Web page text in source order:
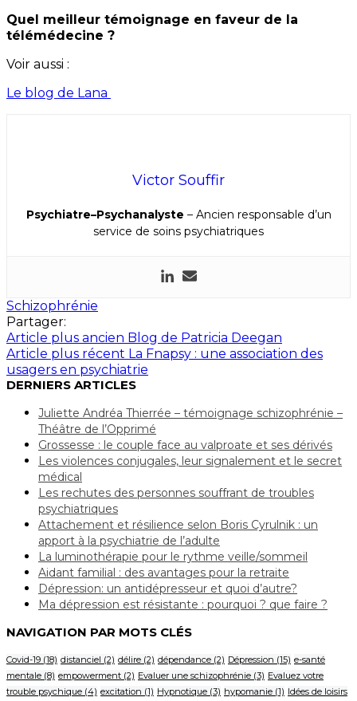
Quel meilleur témoignage en faveur de la
télémédecine ?
Voir aussi :
Le blog de Lana
Victor Souffir
Psychiatre–Psychanalyste – Ancien responsable d’un
service de soins psychiatriques
Schizophrénie
Partager:
Article plus ancien Blog de Patricia Deegan
Article plus récent La Fnapsy : une association des
usagers en psychiatrie
DERNIERS ARTICLES
Juliette Andréa Thierrée – témoignage schizophrénie –
Théâtre de l’Opprimé
Grossesse : le couple face au valproate et ses dérivés
Les violences conjugales, leur signalement et le secret
médical
Les rechutes des personnes souffrant de troubles
psychiatriques
Attachement et résilience selon Boris Cyrulnik : un
apport à la psychiatrie de l’adulte
La luminothérapie pour le rythme veille/sommeil
Aidant familial : des avantages pour la retraite
Dépression: un antidépresseur et quoi d’autre?
Ma dépression est résistante : pourquoi ? que faire ?
NAVIGATION PAR MOTS CLÉS
Covid-19 (18) distanciel (2) délire (2) dépendance (2) Dépression (15) e-santé
mentale (8) empowerment (2) Evaluer une schizophrénie (3) Evaluez votre
trouble psychique (4) excitation (1) Hypnotique (3) hypomanie (1) Idées de loisirs